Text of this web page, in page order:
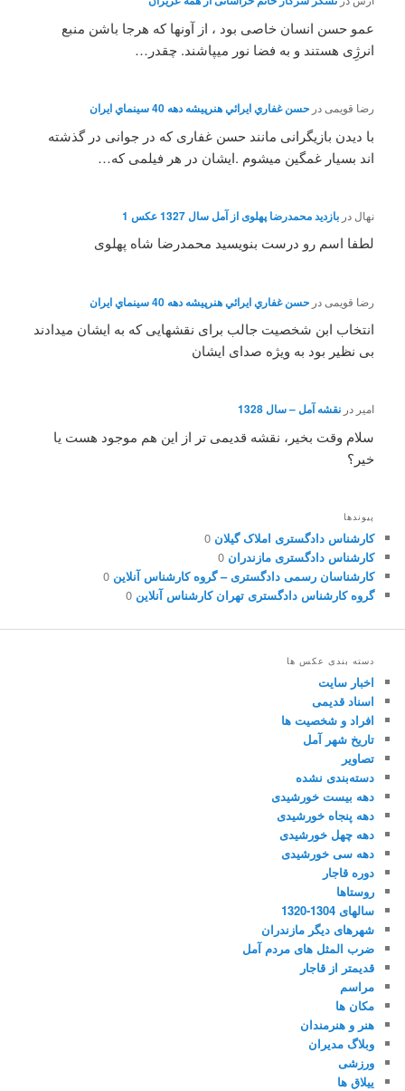
عمو حسن انسان خاصی بود ، از آونها که هرجا باشن منبع
انرژِی هستند و به فضا نور میپاشند. چقدر…
رضا قویمی درحسن غفاري ايرائي هنرپيشه دهه 40 سينماي ايران
با دیدن بازیگرانی مانند حسن غفاری که در جوانی در گذشته
اند بسیار غمگین میشوم .ایشان در هر فیلمی که…
نهال دربازدید محمدرضا پهلوی از آمل سال 1327 عکس 1
لطفا اسم رو درست بنویسید محمدرضا شاه پهلوی
رضا قویمی درحسن غفاري ايرائي هنرپيشه دهه 40 سينماي ايران
انتخاب ابن شخصیت جالب برای نقشهایی که به ایشان میدادند
بی نظیر بود به ویژه صدای ایشان
امیر درنقشه آمل – سال 1328
سلام وقت بخیر، نقشه قدیمی تر از این هم موجود هست یا
خیر؟
پیوندها
کارشناس دادگستری املاک گیلان 0
کارشناس دادگستری مازندران 0
کارشناسان رسمی دادگستری – گروه کارشناس آنلاین 0
گروه کارشناس دادگستری تهران کارشناس آنلاین 0
دسته بندی عکس ها
اخبار سایت
اسناد قدیمی
افراد و شخصیت ها
تاریخ شهر آمل
تصاویر
دسته‌بندی نشده
دهه بیست خورشیدی
دهه پنجاه خورشیدی
دهه چهل خورشیدی
دهه سی خورشیدی
دوره قاجار
روستاها
سالهای 1304-1320
شهرهای دیگر مازندران
ضرب المثل های مردم آمل
قدیمتر از قاجار
مراسم
مکان ها
هنر و هنرمندان
وبلاگ مدیران
ورزشی
ییلاق ها